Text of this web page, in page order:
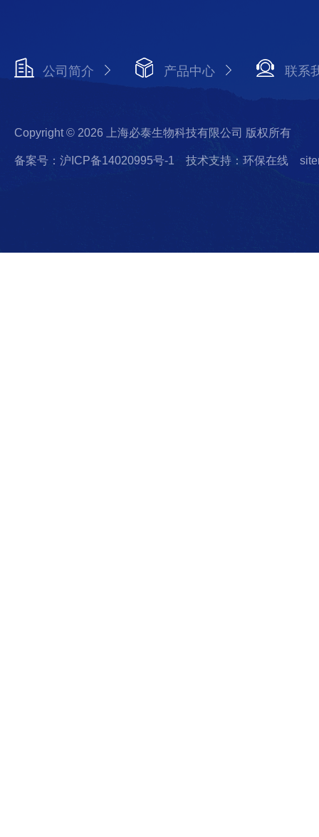
公司简介 产品中心 联系
Copyright © 2026 上海必泰生物科技有限公司 版权所有
备案号：沪ICP备14020995号-1 技术支持：环保在线